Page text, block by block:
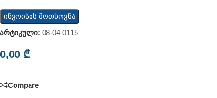
ინვოისის მოთხოვნა
არტიკული: 08-04-0115
0,00 ₾
Compare